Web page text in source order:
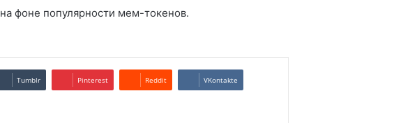
на фоне популярности мем-токенов.
Tumblr Pinterest Reddit VKontakte